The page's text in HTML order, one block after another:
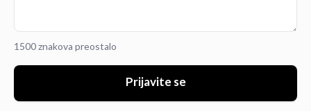
1500 znakova preostalo
Prijavite se